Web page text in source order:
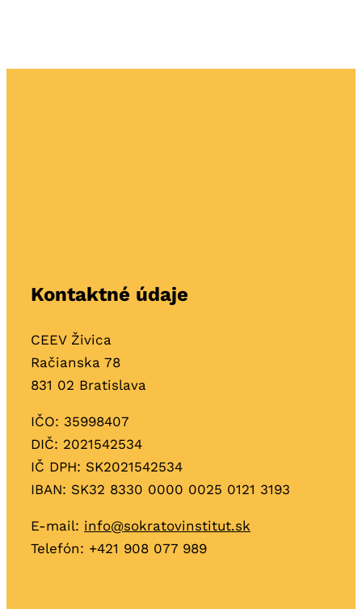
Kontaktné údaje
CEEV Živica
Račianska 78
831 02 Bratislava
IČO: 35998407
DIČ: 2021542534
IČ DPH: SK2021542534
IBAN: SK32 8330 0000 0025 0121 3193
E-mail: info@sokratovinstitut.sk
Telefón: +421 908 077 989